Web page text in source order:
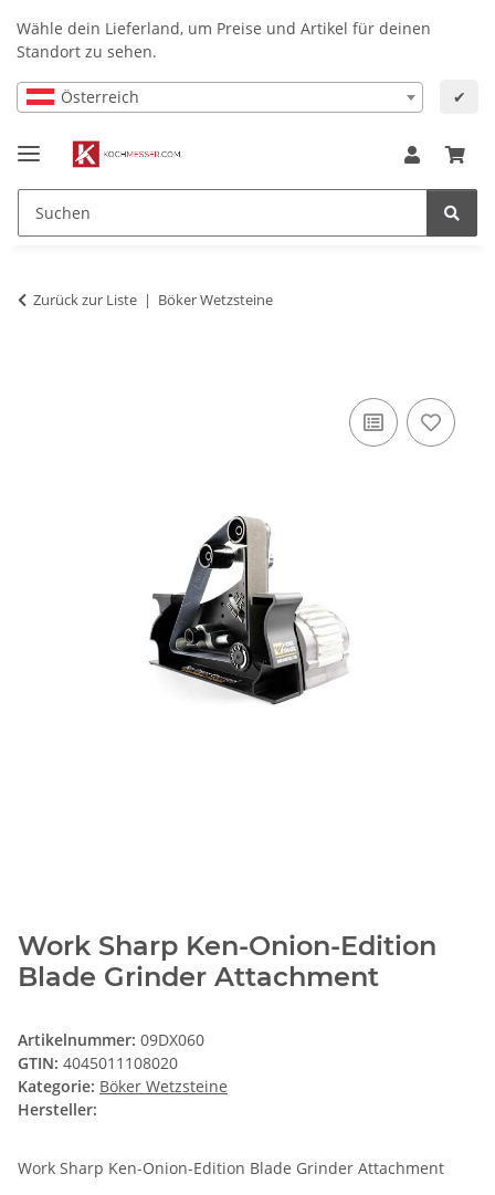
Wähle dein Lieferland, um Preise und Artikel für deinen
Standort zu sehen.
Österreich ✔
Zurück zur Liste Böker Wetzsteine
Work Sharp Ken-Onion-Edition
Blade Grinder Attachment
Artikelnummer: 09DX060
GTIN: 4045011108020
Kategorie: Böker Wetzsteine
Hersteller:
Work Sharp Ken-Onion-Edition Blade Grinder Attachment